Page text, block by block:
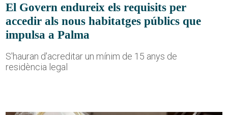
El Govern endureix els requisits per
accedir als nous habitatges públics que
impulsa a Palma
S'hauran d'acreditar un mínim de 15 anys de
residència legal